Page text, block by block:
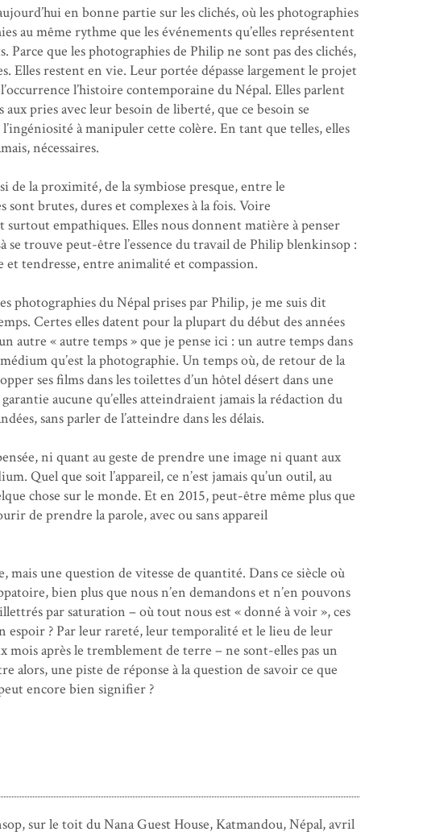
en bonne partie sur les clichés, où les photographies
au même rythme que les événements qu’elles représentent
Parce que les photographies de Philip ne sont pas des clichés,
Elles restent en vie. Leur portée dépasse largement le projet
l’histoire contemporaine du Népal. Elles parlent
aux pries avec leur besoin de liberté, que ce besoin se
à manipuler cette colère. En tant que telles, elles
nécessaires.
de la proximité, de la symbiose presque, entre le
sont brutes, dures et complexes à la fois. Voire
surtout empathiques. Elles nous donnent matière à penser
se trouve peut-être l’essence du travail de Philip blenkinsop :
tendresse, entre animalité et compassion.
photographies du Népal prises par Philip, je me suis dit
Certes elles datent pour la plupart du début des années
autre « autre temps » que je pense ici : un autre temps dans
qu’est la photographie. Un temps où, de retour de la
ses films dans les toilettes d’un hôtel désert dans une
aucune qu’elles atteindraient jamais la rédaction du
sans parler de l’atteindre dans les délais.
ni quant au geste de prendre une image ni quant aux
Quel que soit l’appareil, ce n’est jamais qu’un outil, au
chose sur le monde. Et en 2015, peut-être même plus que
de prendre la parole, avec ou sans appareil
mais une question de vitesse de quantité. Dans ce siècle où
bien plus que nous n’en demandons et n’en pouvons
par saturation – où tout nous est « donné à voir », ces
espoir ? Par leur rareté, leur temporalité et le lieu de leur
mois après le tremblement de terre – ne sont-elles pas un
alors, une piste de réponse à la question de savoir ce que
encore bien signifier ?
sur le toit du Nana Guest House, Katmandou, Népal, avril